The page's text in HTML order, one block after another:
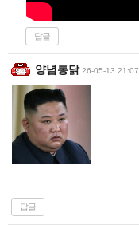
답글
양념통닭 26-05-13 21:07
답글